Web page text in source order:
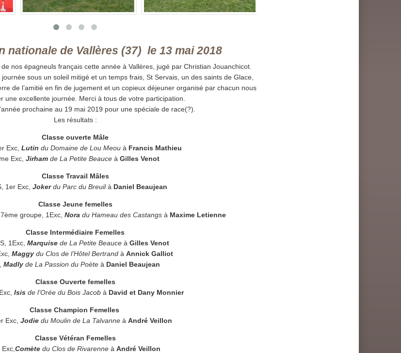
de Vallères (37) le 13 mai 2018
nos épagneuls français cette année à Vallères, jugé par Christian Jouanchicot.
sous un soleil mitigé et un temps frais, St Servais, un des saints de Glace,
de l’amitié en fin de jugement et un copieux déjeuner organisé par chacun nous
une excellente journée. Merci à tous de votre participation.
prochaine au 19 mai 2019 pour une spéciale de race(?).
Les résultats :
Classe ouverte Mâle
Exc, Lutin du Domaine de Lou Meouà Francis Mathieu
Exc, Jirhamde La Petite Beauceà Gilles Venot
Classe Travail Mâles
1er Exc, Jokerdu Parc du Breuilà Daniel Beaujean
Classe Jeune femelles
groupe, 1Exc, Nora du Hameau des Castangs à Maxime Letienne
Classe Intermédiaire Femelles
1Exc, Marquise de La Petite Beauce à Gilles Venot
Maggy du Clos de l’Hôtel Bertrand à Annick Galliot
Madlyde La Passion du Poèteà Daniel Beaujean
Classe Ouverte femelles
Isis de l’Orée du Bois Jacob à David et Dany Monnier
Classe Champion Femelles
Exc, Jodie du Moulin de La Talvanneà André Veillon
Classe Vétéran Femelles
Comète du Clos de Rivarenne à André Veillon